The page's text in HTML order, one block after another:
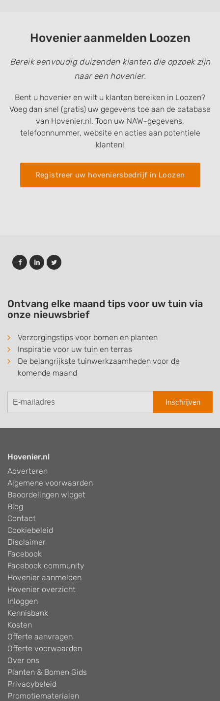
Hovenier aanmelden Loozen
Bereik eenvoudig duizenden klanten die opzoek zijn
naar een hovenier.
Bent u hovenier en wilt u klanten bereiken in Loozen?
Voeg dan snel (gratis) uw gegevens toe aan de database
van Hovenier.nl. Toon uw NAW-gegevens,
telefoonnummer, website en acties aan potentiele
klanten!
Registreer uw hoveniersbedrijf in Loozen
Ontvang elke maand tips voor uw tuin via
onze nieuwsbrief
Verzorgingstips voor bomen en planten
Inspiratie voor uw tuin en terras
De belangrijkste tuinwerkzaamheden voor de
komende maand
Inschrijven
Hovenier.nl
Adverteren
Algemene voorwaarden
Beoordelingen widget
Blog
Contact
Cookiebeleid
Disclaimer
Facebook
Facebook community
Hovenier aanmelden
Hovenier overzicht
Inloggen
Kennisbank
Kosten
Offerte aanvragen
Offerte voorwaarden
Over ons
Planten & Bomen Gids
Privacybeleid
Promotiematerialen